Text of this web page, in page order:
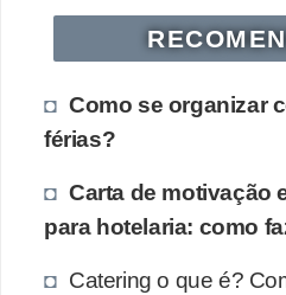
Como se organizar
férias?
Carta de motivação
para hotelaria: como
Catering o que é?